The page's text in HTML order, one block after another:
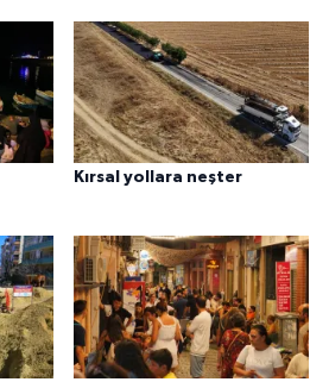
Kırsal yollara neşter